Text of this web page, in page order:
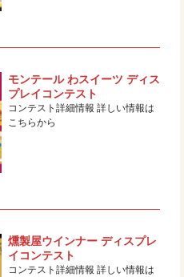
モンテール わスイーツ ディス
プレイコンテスト
コンテスト詳細情報 詳しい情報は
こちらから
燻製屋ウインナー ディスプレ
イコンテスト
コンテスト詳細情報 詳しい情報は